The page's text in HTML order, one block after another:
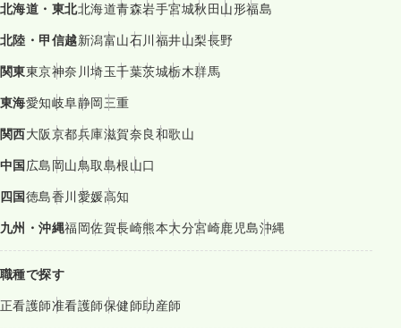
北海道・東北北海道青森岩手宮城秋田山形福島
北陸・甲信越新潟富山石川福井山梨長野
関東東京神奈川埼玉千葉茨城栃木群馬
東海愛知岐阜静岡三重
関西大阪京都兵庫滋賀奈良和歌山
中国広島岡山鳥取島根山口
四国徳島香川愛媛高知
九州・沖縄福岡佐賀長崎熊本大分宮崎鹿児島沖縄
職種で探す
正看護師准看護師保健師助産師